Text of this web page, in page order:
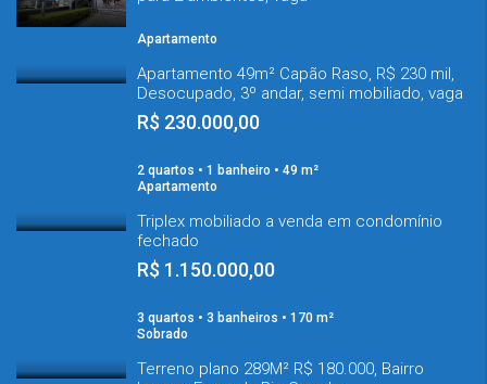
Apartamento
Apartamento 49m² Capão Raso, R$ 230 mil,
Desocupado, 3º andar, semi mobiliado, vaga
R$ 230.000,00
2 quartos • 1 banheiro • 49 m²
Apartamento
Triplex mobiliado a venda em condomínio
fechado
R$ 1.150.000,00
3 quartos • 3 banheiros • 170 m²
Sobrado
Terreno plano 289M² R$ 180.000, Bairro